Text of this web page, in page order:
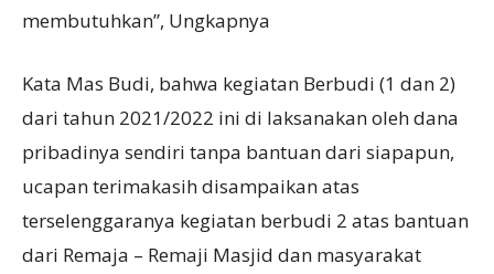
membutuhkan”, Ungkapnya
Kata Mas Budi, bahwa kegiatan Berbudi (1 dan 2)
dari tahun 2021/2022 ini di laksanakan oleh dana
pribadinya sendiri tanpa bantuan dari siapapun,
ucapan terimakasih disampaikan atas
terselenggaranya kegiatan berbudi 2 atas bantuan
dari Remaja – Remaji Masjid dan masyarakat